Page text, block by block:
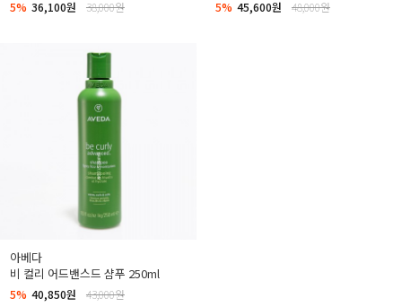
5% 36,100원 38,000원 5% 45,600원 48,000원
아베다
비 컬리 어드밴스드 샴푸 250ml
5% 40,850원 43,000원